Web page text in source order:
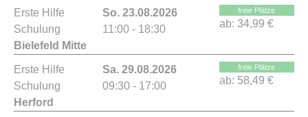
Erste Hilfe
Schulung
Bielefeld Mitte
So. 23.08.2026
11:00 - 18:30
freie Plätze
ab: 34,99 €
Erste Hilfe
Schulung
Herford
Sa. 29.08.2026
09:30 - 17:00
freie Plätze
ab: 58,49 €